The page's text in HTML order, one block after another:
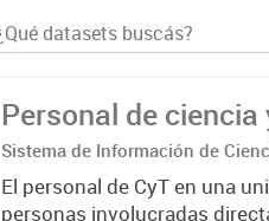
Personal de
Sistema de Información de
El personal de CyT en una
personas involucradas